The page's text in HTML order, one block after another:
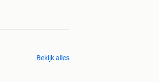
Bekijk alles